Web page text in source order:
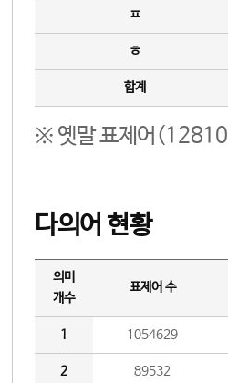
ㅍ
ㅎ
합계
※ 옛말 표제어(12810
다의어 현황
의미
개수
표제어 수
1 1054629
2 89532